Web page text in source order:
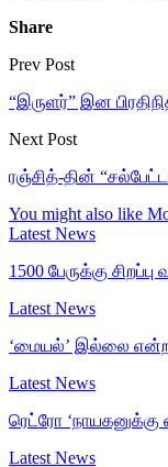
Share
Prev Post
“இருளர்” இன
Next Post
ரஞ்சித்-தின்
You might also like
Latest News
1500 பேருக்கு
Latest News
‘மையல்’ இல்லை
Latest News
ரெட்ரோ ‘நாயகனுக்கு
Latest News